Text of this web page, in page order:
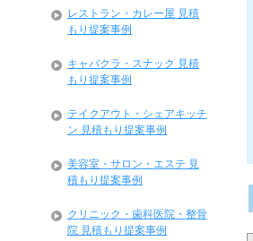
レストラン・カレー屋 見積
もり提案事例
キャバクラ・スナック 見積
もり提案事例
テイクアウト・シェアキッチ
ン 見積もり提案事例
美容室・サロン・エステ 見
積もり提案事例
クリニック・歯科医院・整骨
院 見積もり提案事例